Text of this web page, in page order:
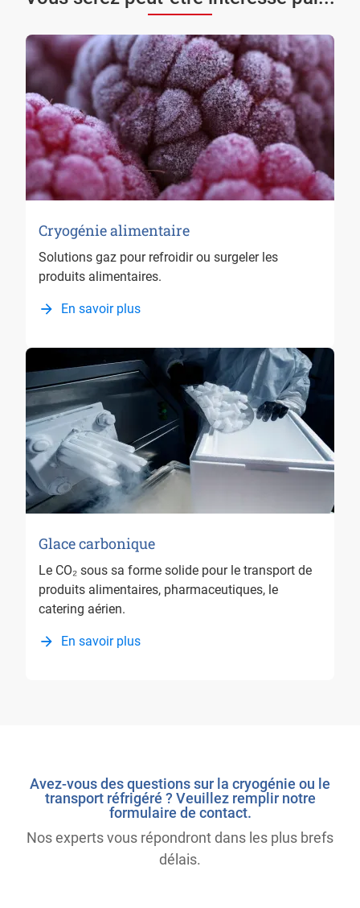
Cryogénie alimentaire
Solutions gaz pour refroidir ou surgeler les
produits alimentaires.
En savoir plus
Glace carbonique
Le CO₂ sous sa forme solide pour le transport de
produits alimentaires, pharmaceutiques, le
catering aérien.
En savoir plus
Avez-vous des questions sur la cryogénie ou le
transport réfrigéré ? Veuillez remplir notre
formulaire de contact.
Nos experts vous répondront dans les plus brefs
délais.